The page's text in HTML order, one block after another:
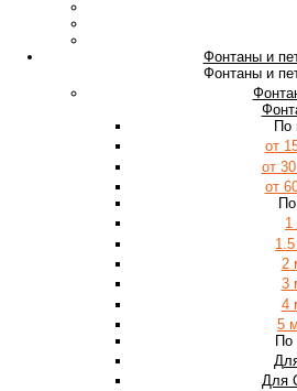
Фонтаны и
Фонтаны и
По
от
от
от
1
2
3
4
5
По
Для